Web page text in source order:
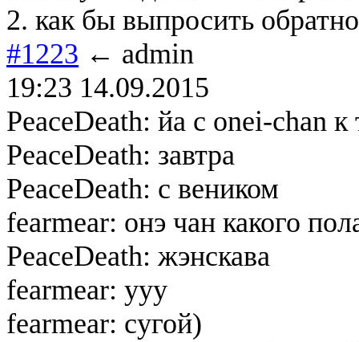
2. как бы выпросить
#1223 ← admin
19:23 14.09.2015
PeaceDeath: йа с onei-chan к
PeaceDeath: завтра
PeaceDeath: с веником
fearmear: онэ чан какого
PeaceDeath: жэнскава
fearmear: ууу
fearmear: сугой)